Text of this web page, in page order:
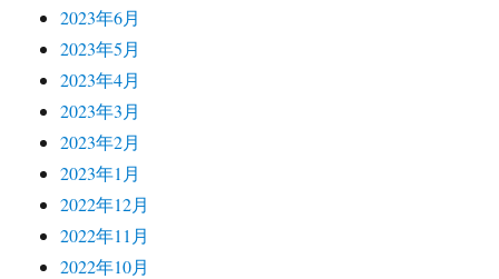
2023年6月
2023年5月
2023年4月
2023年3月
2023年2月
2023年1月
2022年12月
2022年11月
2022年10月